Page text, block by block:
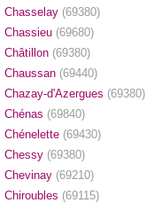
Chasselay (69380)
Chassieu (69680)
Châtillon (69380)
Chaussan (69440)
Chazay-d'Azergues (69380)
Chénas (69840)
Chénelette (69430)
Chessy (69380)
Chevinay (69210)
Chiroubles (69115)